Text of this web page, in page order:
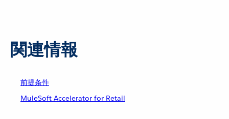
関連情報
前提条件
MuleSoft Accelerator for Retail